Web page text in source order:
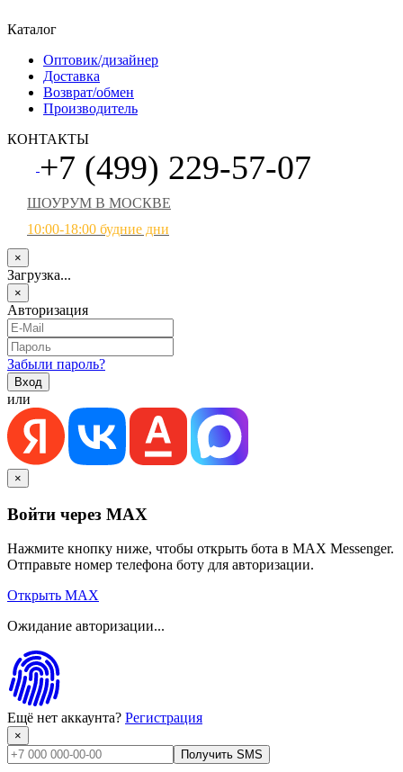
Каталог
Оптовик/дизайнер
Доставка
Возврат/обмен
Производитель
КОНТАКТЫ
+7 (499) 229-57-07
ШОУРУМ В МОСКВЕ
10:00-18:00 будние дни
×
Загрузка...
×
Авторизация
Забыли пароль?
или
×
Войти через MAX
Нажмите кнопку ниже, чтобы открыть бота в MAX Messenger.
Отправьте номер телефона боту для авторизации.
Открыть MAX
Ожидание авторизации...
Ещё нет аккаунта? Регистрация
×
Получить SMS